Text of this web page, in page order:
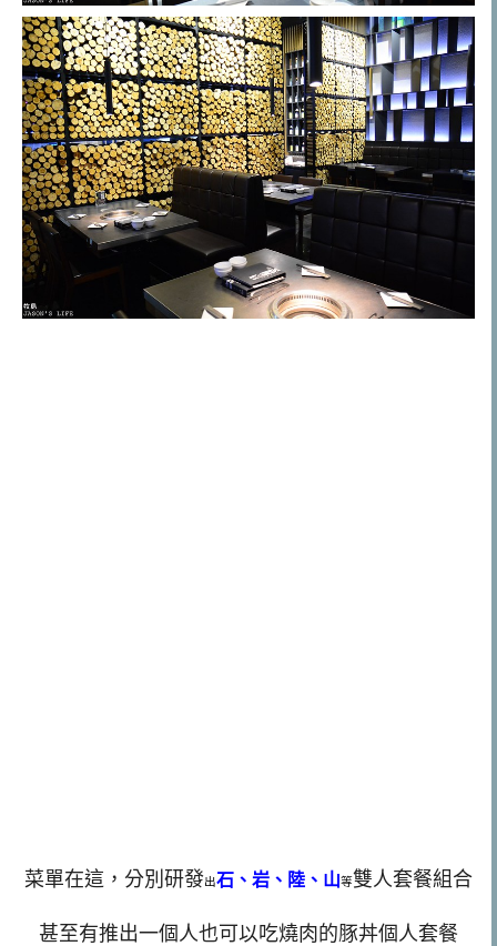
菜單在這，分別研發出石、岩、陸、山等雙人套餐組合
甚至有推出一個人也可以吃燒肉的豚丼個人套餐